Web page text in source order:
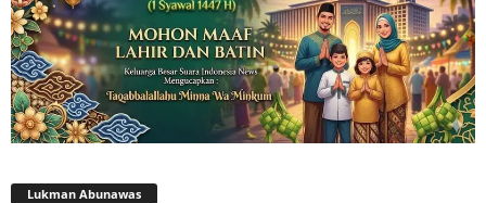
Lukman Abunawas